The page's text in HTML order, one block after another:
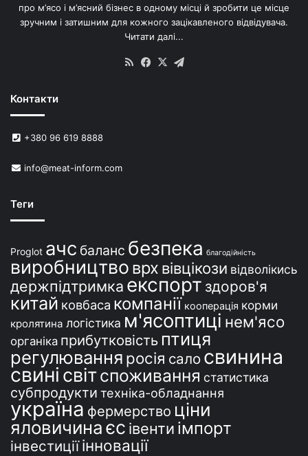
е
й
У
р
ї
про м’ясо і м’ясний бізнес в одному місці й зробити це місце
зручним і затишним для кожного зацікавленого відвідувача.
Читати далі...
RSS Facebook
X
Контакти
+380 96 619 8888
info@meat-inform.com
Теги
Proglot ачс баланс безпека благодійність
виробництво врх вівцікози відволікись
держпідтримка експорт здоров'я
китай ковбаса компанії кооперація корми
кролятина логістика м'ясоптиці нем'ясо
органіка прибутковість птиця
регулювання росія сало свинина
свині світспоживання статистика
субпродукти техніка-обладнання
україна фермерство ціни
яловичинаєс івенти імпорт
інвестиції інновації